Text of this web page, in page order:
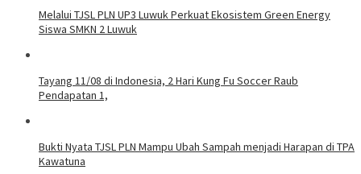
Melalui TJSL PLN UP3 Luwuk Perkuat Ekosistem Green Energy
Siswa SMKN 2 Luwuk
Tayang 11/08 di Indonesia, 2 Hari Kung Fu Soccer Raub
Pendapatan 1,
Bukti Nyata TJSL PLN Mampu Ubah Sampah menjadi Harapan di TPA
Kawatuna